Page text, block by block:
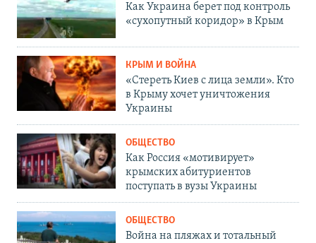
Как Украина берет под контроль
«сухопутный коридор» в Крым
КРЫМ И ВОЙНА
«Стереть Киев с лица земли». Кто
в Крыму хочет уничтожения
Украины
ОБЩЕСТВО
Как Россия «мотивирует»
крымских абитуриентов
поступать в вузы Украины
ОБЩЕСТВО
Война на пляжах и тотальный